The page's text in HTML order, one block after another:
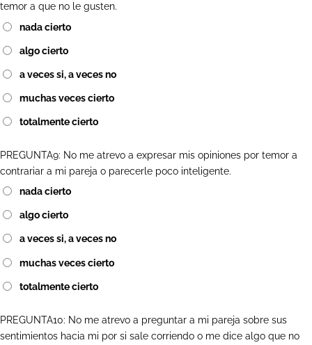
temor a que no le gusten.
nada cierto
algo cierto
a veces si, a veces no
muchas veces cierto
totalmente cierto
PREGUNTA9: No me atrevo a expresar mis opiniones por temor a
contrariar a mi pareja o parecerle poco inteligente.
nada cierto
algo cierto
a veces si, a veces no
muchas veces cierto
totalmente cierto
PREGUNTA10: No me atrevo a preguntar a mi pareja sobre sus
sentimientos hacia mi por si sale corriendo o me dice algo que no